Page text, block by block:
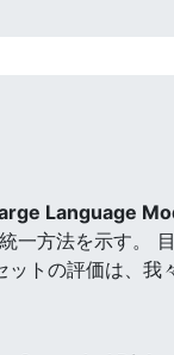
Language
方法を示す。
トの評価は、